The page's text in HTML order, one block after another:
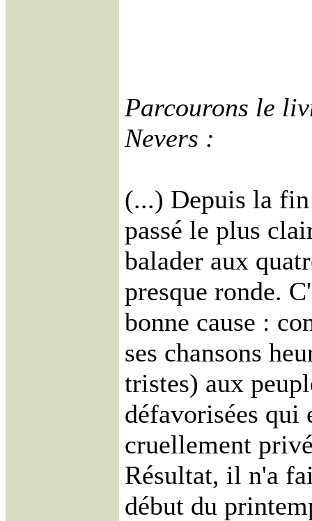
Parcourons le
Nevers :
(...) Depuis la
passé le plus
balader aux
presque ronde.
bonne cause :
ses chansons
tristes) aux
défavorisées qui
cruellement
Résultat, il n'a
début du